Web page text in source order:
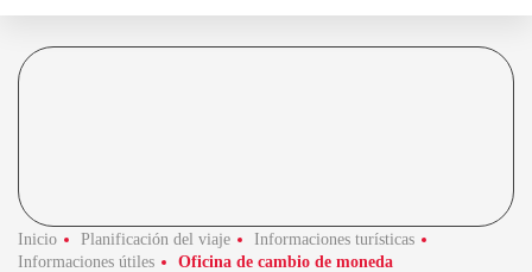
Inicio Planificación del viaje
Informaciones turísticas
Informaciones útiles
Oficina de cambio de moneda